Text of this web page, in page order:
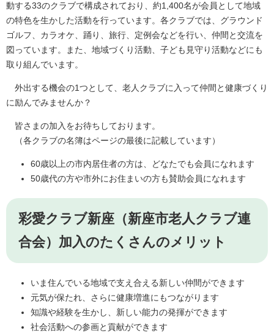
動する33のクラブで構成されており、約1,400名が会員として地域
の特色を生かした活動を行っています。各クラブでは、グラウンド
ゴルフ、カラオケ、踊り、旅行、定例会などを行い、仲間と交流を
図っています。また、地域づくり活動、子ども見守り活動などにも
取り組んでいます。
外出する機会の1つとして、老人クラブに入って仲間と健康づくり
に励んでみませんか？
皆さまの加入をお待ちしております。
（各クラブの名簿はページの最後に記載しています）
60歳以上の市内居住者の方は、どなたでも会員になれます
50歳代の方や市外にお住まいの方も賛助会員になれます
彩愛クラブ新座（新座市老人クラブ連
合会）加入のたくさんのメリット
いま住んでいる地域で支え合える新しい仲間ができます
元気が保たれ、さらに健康増進にもつながります
知識や経験を生かし、新しい能力の発揮ができます
社会活動への参画と貢献ができます